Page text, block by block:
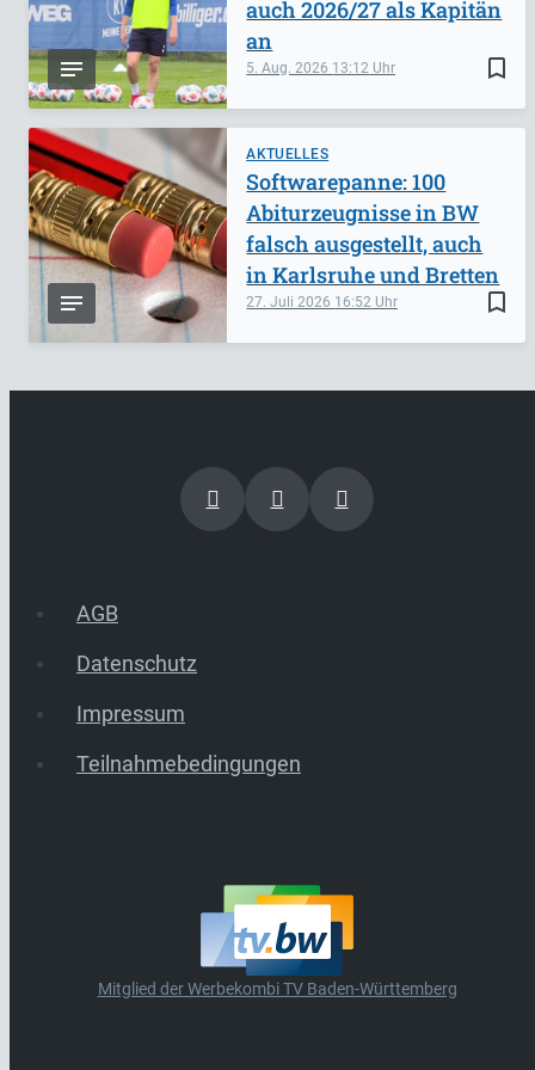
bookmark_border
5. Aug. 2026 13:12
auch 2026/27 als Kapitän
an
AKTUELLES
bookmark_border
27. Juli 2026 16:52
Softwarepanne: 100
Abiturzeugnisse in BW
falsch ausgestellt, auch
in Karlsruhe und Bretten
AGB
Datenschutz
Impressum
Teilnahmebedingungen
Mitglied der Werbekombi TV Baden-Württemberg